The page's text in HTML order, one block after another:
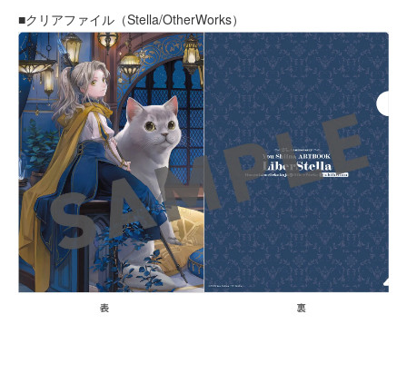
■クリアファイル（Stella/OtherWorks）